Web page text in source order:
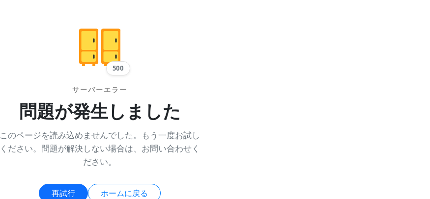
500
サーバーエラー
問題が発生しました
このページを読み込めませんでした。もう一度お試し
ください。問題が解決しない場合は、お問い合わせく
ださい。
再試行 ホームに戻る